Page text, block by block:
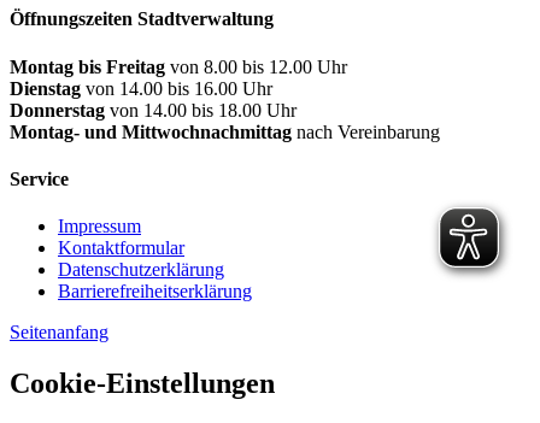
Öffnungszeiten Stadtverwaltung
Montag bis Freitag von 8.00 bis 12.00 Uhr
Dienstag von 14.00 bis 16.00 Uhr
Donnerstag von 14.00 bis 18.00 Uhr
Montag- und Mittwochnachmittag nach Vereinbarung
Service
Impressum
Kontaktformular
Datenschutzerklärung
Barrierefreiheitserklärung
Seitenanfang
Cookie-Einstellungen